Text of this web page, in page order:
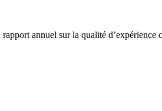
annuel sur la qualité